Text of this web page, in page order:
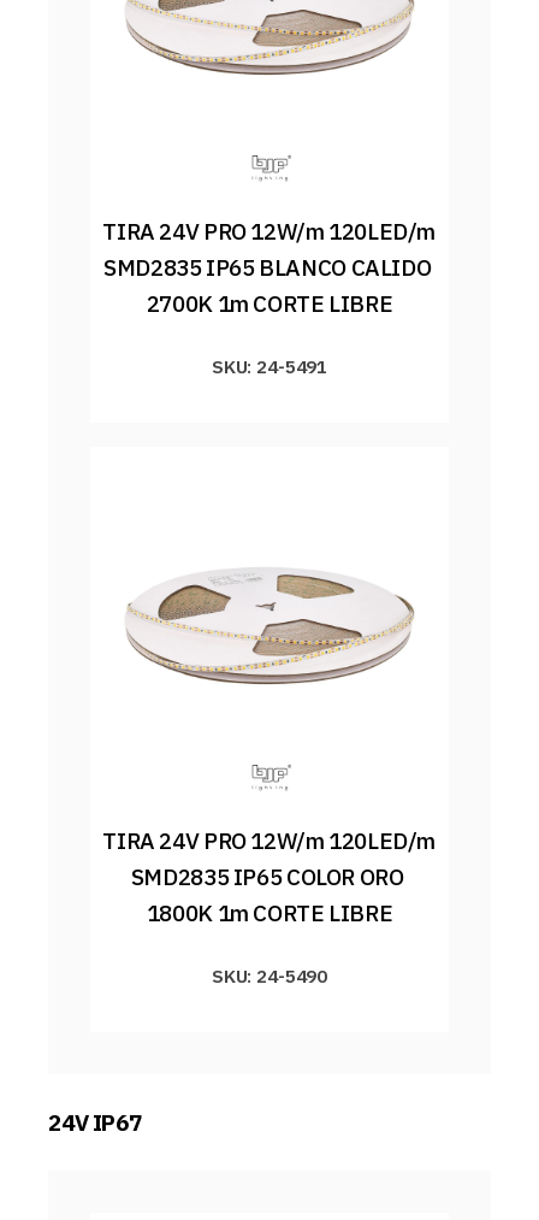
TIRA 24V PRO 12W/m 120LED/m
SMD2835 IP65 BLANCO CALIDO
2700K 1m CORTE LIBRE
SKU: 24-5491
TIRA 24V PRO 12W/m 120LED/m
SMD2835 IP65 COLOR ORO
1800K 1m CORTE LIBRE
SKU: 24-5490
24V IP67